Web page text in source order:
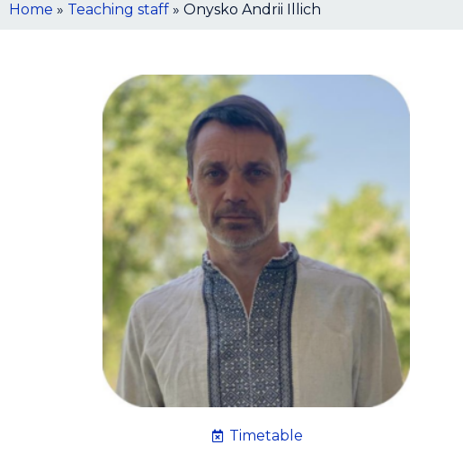
Home » Teaching staff » Onysko Andrii Illich
Timetable